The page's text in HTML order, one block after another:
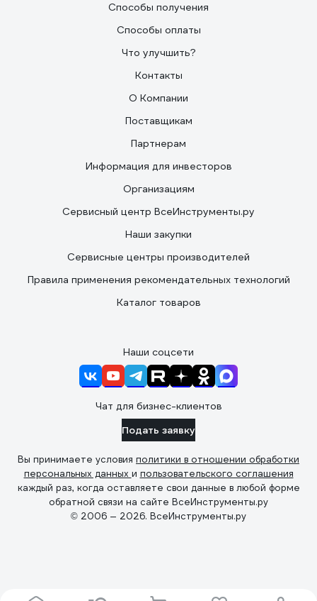
Способы получения
Способы оплаты
Что улучшить?
Контакты
О Компании
Поставщикам
Партнерам
Информация для инвесторов
Организациям
Сервисный центр ВсеИнструменты.ру
Наши закупки
Сервисные центры производителей
Правила применения рекомендательных технологий
Каталог товаров
Наши соцсети
Чат для бизнес-клиентов
Подать заявку
Вы принимаете условия политики в отношении обработки
персональных данных и пользовательского соглашения
каждый раз, когда оставляете свои данные в любой форме
обратной связи на сайте ВсеИнструменты.ру
© 2006 — 2026. ВсеИнструменты.ру